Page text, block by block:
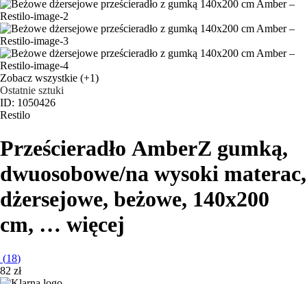
Zobacz wszystkie (+1)
Ostatnie sztuki
ID: 1050426
Restilo
Prześcieradło AmberZ gumką,
dwuosobowe/na wysoki materac,
dżersejowe, beżowe, 140x200
cm, … więcej
(18)
82 zł